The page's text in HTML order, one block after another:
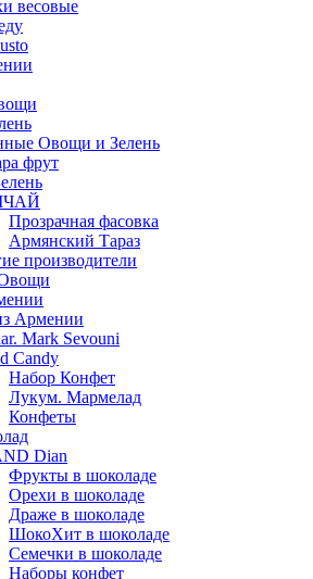
весовые
Овощи и Зелень
фрут
Прозрачная фасовка
Армянский Тараз
производители
Армении
Mark Sevouni
Candy
Набор Конфет
Лукум. Мармелад
Конфеты
Dian
Фрукты в шоколаде
Орехи в шоколаде
Драже в шоколаде
ШокоХит в шоколаде
Семечки в шоколаде
Наборы конфет